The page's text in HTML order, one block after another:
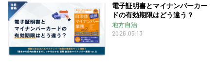
電子証明書とマイナンバーカー
ドの有効期限はどう違う？
地方自治
2026.05.13